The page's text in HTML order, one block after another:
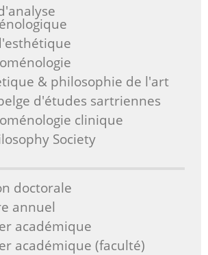
& philosophie de l'art
d'études sartriennes
clinique
Society
doctorale
annuel
académique
académique (faculté)